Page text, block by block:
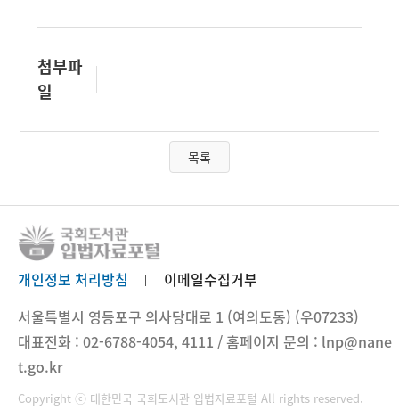
첨부파
일
목록
개인정보 처리방침
이메일수집거부
서울특별시 영등포구 의사당대로 1 (여의도동) (우07233)
대표전화 : 02-6788-4054, 4111 / 홈페이지 문의 : lnp@nane
t.go.kr
Copyright ⓒ 대한민국 국회도서관 입법자료포털 All rights reserved.